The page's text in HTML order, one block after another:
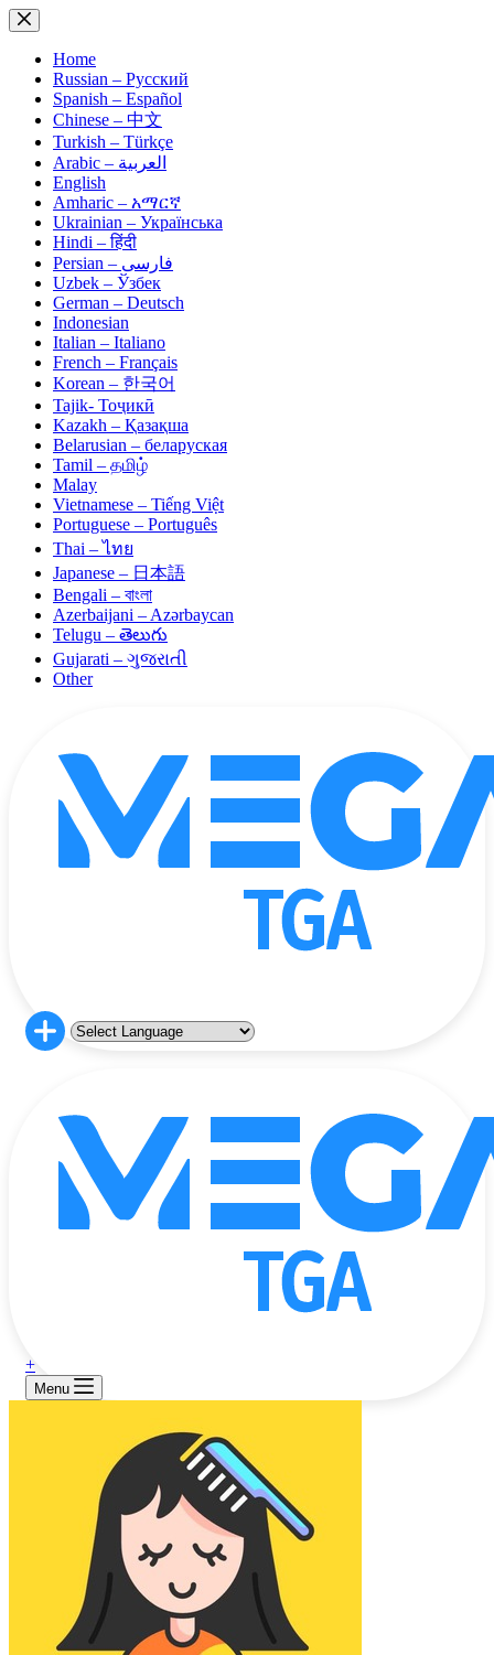
Skip
to
contentHome
Russian – Русский
Spanish – Español
Chinese – 中文
Turkish – Türkçe
Arabic – العربية
English
Amharic – አማርኛ
Ukrainian – Українська
Hindi – हिंदी
Persian – فارسی
Uzbek – Ўзбек
German – Deutsch
Indonesian
Italian – Italiano
French – Français
Korean – 한국어
Tajik- Тоҷикӣ
Kazakh – Қазақша
Belarusian – беларуская
Tamil – தமிழ்
Malay
Vietnamese – Tiếng Việt
Portuguese – Português
Thai – ไทย
Japanese – 日本語
Bengali – বাংলা
Azerbaijani – Azərbaycan
Telugu – తెలుగు
Gujarati – ગુજરાતી
Other
+
Menu